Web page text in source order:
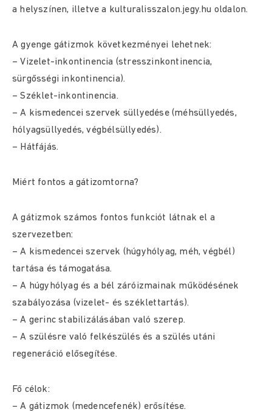
a helyszínen, illetve a kulturalisszalon.jegy.hu oldalon.
A gyenge gátizmok következményei lehetnek:
– Vizelet-inkontinencia (stresszinkontinencia,
sürgősségi inkontinencia).
– Széklet-inkontinencia.
– A kismedencei szervek süllyedése (méhsüllyedés,
hólyagsüllyedés, végbélsüllyedés).
– Hátfájás.
Miért fontos a gátizomtorna?
A gátizmok számos fontos funkciót látnak el a
szervezetben:
– A kismedencei szervek (húgyhólyag, méh, végbél)
tartása és támogatása.
– A húgyhólyag és a bél záróizmainak működésének
szabályozása (vizelet- és széklettartás).
– A gerinc stabilizálásában való szerep.
– A szülésre való felkészülés és a szülés utáni
regeneráció elősegítése.
Fő célok:
– A gátizmok (medencefenék) erősítése.